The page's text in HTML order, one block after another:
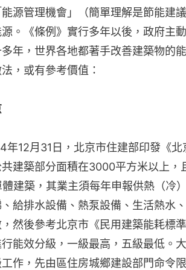
源管理機會」（簡單理解是節能建
。《條例》實行多年以後，政府主
年，世界各地都著手改善建築物的
，或有參考價值：
年12月31日，北京市住建部印發《
建築部分面積在3000平方米以上，
建築，其業主須每年申報供熱（冷
給排水設備、熱泵設備、生活熱水
然後參考北京市《民用建築能耗標
能效分級，一級最高，五級最低。
作，先由區住房城鄉建設部門命令